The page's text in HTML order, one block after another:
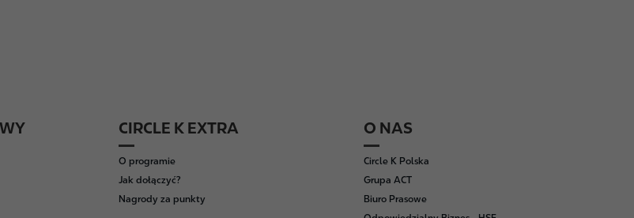
CIRCLE K EXTRA
O programie
Jak dołączyć?
Nagrody za punkty
O NAS
Circle K Polska
Grupa ACT
Biuro Prasowe